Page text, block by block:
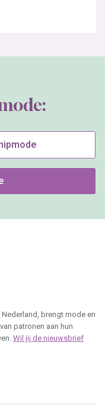
brengt mode en
patronen aan hun
Wil jij de nieuwsbrief